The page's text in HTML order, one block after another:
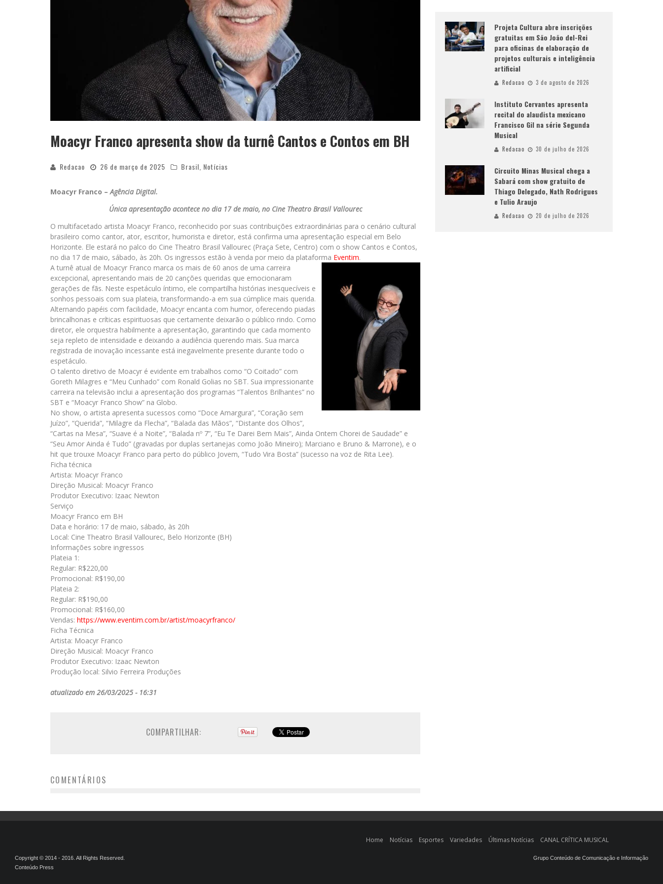
Moacyr Franco apresenta show da turnê Cantos e Contos em BH
Redacao 26 de março de 2025 Brasil Notícias
Moacyr Franco –Agência Digital.
Única apresentação acontece no dia 17 de maio, no Cine Theatro Brasil Vallourec
O multifacetado artista Moacyr Franco, reconhecido por suas contribuições extraordinárias para o cenário cultural
brasileiro como cantor, ator, escritor, humorista e diretor, está confirma uma apresentação especial em Belo
Horizonte. Ele estará no palco do Cine Theatro Brasil Vallourec (Praça Sete, Centro) com o show Cantos e Contos,
no dia 17 de maio, sábado, às 20h. Os ingressos estão à venda por meio da plataforma Eventim.
A turnê atual de Moacyr Franco marca os mais de 60 anos de uma carreira
excepcional, apresentando mais de 20 canções queridas que emocionaram
gerações de fãs. Neste espetáculo íntimo, ele compartilha histórias inesquecíveis e
sonhos pessoais com sua plateia, transformando-a em sua cúmplice mais querida.
Alternando papéis com facilidade, Moacyr encanta com humor, oferecendo piadas
brincalhonas e críticas espirituosas que certamente deixarão o público rindo. Como
diretor, ele orquestra habilmente a apresentação, garantindo que cada momento
seja repleto de intensidade e deixando a audiência querendo mais. Sua marca
registrada de inovação incessante está inegavelmente presente durante todo o
espetáculo.
O talento diretivo de Moacyr é evidente em trabalhos como “O Coitado” com
Goreth Milagres e “Meu Cunhado” com Ronald Golias no SBT. Sua impressionante
carreira na televisão inclui a apresentação dos programas “Talentos Brilhantes” no
SBT e “Moacyr Franco Show” na Globo.
No show, o artista apresenta sucessos como “Doce Amargura”, “Coração sem
Juízo”, “Querida”, “Milagre da Flecha”, “Balada das Mãos”, “Distante dos Olhos”,
“Cartas na Mesa”, “Suave é a Noite”, “Balada nº 7”, “Eu Te Darei Bem Mais”, Ainda Ontem Chorei de Saudade” e
“Seu Amor Ainda é Tudo” (gravadas por duplas sertanejas como João Mineiro); Marciano e Bruno & Marrone), e o
hit que trouxe Moacyr Franco para perto do público Jovem, “Tudo Vira Bosta” (sucesso na voz de Rita Lee).
Ficha técnica
Artista: Moacyr Franco
Direção Musical: Moacyr Franco
Produtor Executivo: Izaac Newton
Serviço
Moacyr Franco em BH
Data e horário: 17 de maio, sábado, às 20h
Local: Cine Theatro Brasil Vallourec, Belo Horizonte (BH)
Informações sobre ingressos
Plateia 1:
Regular: R$220,00
Promocional: R$190,00
Plateia 2:
Regular: R$190,00
Promocional: R$160,00
Vendas: https://www.eventim.com.br/artist/moacyrfranco/
Ficha Técnica
Artista: Moacyr Franco
Direção Musical: Moacyr Franco
Produtor Executivo: Izaac Newton
Produção local: Silvio Ferreira Produções
atualizado em 26/03/2025 - 16:31
COMPARTILHAR:
COMENTÁRIOS
Projeta Cultura abre inscrições
gratuitas em São João del-Rei
para oficinas de elaboração de
projetos culturais e inteligência
artificial
Redacao 3 de agosto de 2026
Instituto Cervantes apresenta
recital do alaudista mexicano
Francisco Gil na série Segunda
Musical
Redacao 30 de julho de 2026
Circuito Minas Musical chega a
Sabará com show gratuito de
Thiago Delegado, Nath Rodrigues
e Tulio Araujo
Redacao 20 de julho de 2026
Home Notícias Esportes Variedades Últimas Notícias CANAL CRÍTICA MUSICAL
Copyright © 2014 - 2016. All Rights Reserved.
Conteúdo Press
Grupo Conteúdo de Comunicação e Informação